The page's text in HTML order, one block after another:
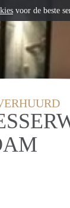
voor de beste